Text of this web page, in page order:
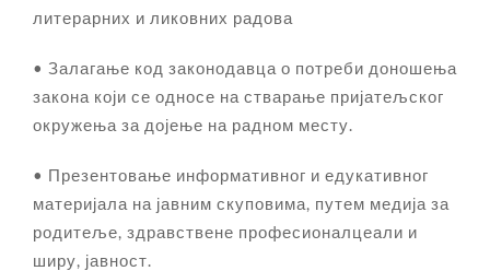
литерарних и ликовних радова
• Залагање код законодавца о потреби доношења
закона који се односе на стварање пријатељског
окружења за дојење на радном месту.
• Презентовање информативног и едукативног
материјала на јавним скуповима, путем медија за
родитеље, здравствене професионалцеали и
ширу, јавност.